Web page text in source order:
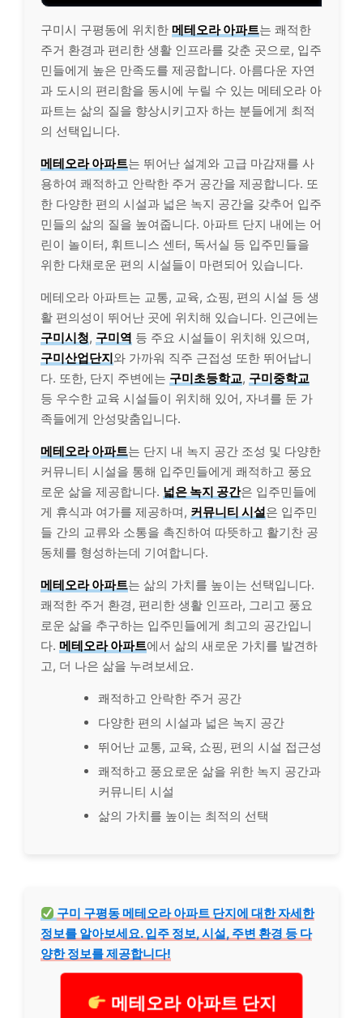
구미시 구평동에 위치한 메테오라 아파트는 쾌적한
주거 환경과 편리한 생활 인프라를 갖춘 곳으로, 입주
민들에게 높은 만족도를 제공합니다. 아름다운 자연
과 도시의 편리함을 동시에 누릴 수 있는 메테오라 아
파트는 삶의 질을 향상시키고자 하는 분들에게 최적
의 선택입니다.
메테오라 아파트는 뛰어난 설계와 고급 마감재를 사
용하여 쾌적하고 안락한 주거 공간을 제공합니다. 또
한 다양한 편의 시설과 넓은 녹지 공간을 갖추어 입주
민들의 삶의 질을 높여줍니다. 아파트 단지 내에는 어
린이 놀이터, 휘트니스 센터, 독서실 등 입주민들을
위한 다채로운 편의 시설들이 마련되어 있습니다.
메테오라 아파트는 교통, 교육, 쇼핑, 편의 시설 등 생
활 편의성이 뛰어난 곳에 위치해 있습니다. 인근에는
구미시청, 구미역 등 주요 시설들이 위치해 있으며,
구미산업단지와 가까워 직주 근접성 또한 뛰어납니
다. 또한, 단지 주변에는 구미초등학교, 구미중학교
등 우수한 교육 시설들이 위치해 있어, 자녀를 둔 가
족들에게 안성맞춤입니다.
메테오라 아파트는 단지 내 녹지 공간 조성 및 다양한
커뮤니티 시설을 통해 입주민들에게 쾌적하고 풍요
로운 삶을 제공합니다. 넓은 녹지 공간은 입주민들에
게 휴식과 여가를 제공하며, 커뮤니티 시설은 입주민
들 간의 교류와 소통을 촉진하여 따뜻하고 활기찬 공
동체를 형성하는데 기여합니다.
메테오라 아파트는 삶의 가치를 높이는 선택입니다.
쾌적한 주거 환경, 편리한 생활 인프라, 그리고 풍요
로운 삶을 추구하는 입주민들에게 최고의 공간입니
다. 메테오라 아파트에서 삶의 새로운 가치를 발견하
고, 더 나은 삶을 누려보세요.
쾌적하고 안락한 주거 공간
다양한 편의 시설과 넓은 녹지 공간
뛰어난 교통, 교육, 쇼핑, 편의 시설 접근성
쾌적하고 풍요로운 삶을 위한 녹지 공간과
커뮤니티 시설
삶의 가치를 높이는 최적의 선택
구미 구평동 메테오라 아파트 단지에 대한 자세한
정보를 알아보세요. 입주 정보, 시설, 주변 환경 등 다
양한 정보를 제공합니다!
메테오라 아파트 단지